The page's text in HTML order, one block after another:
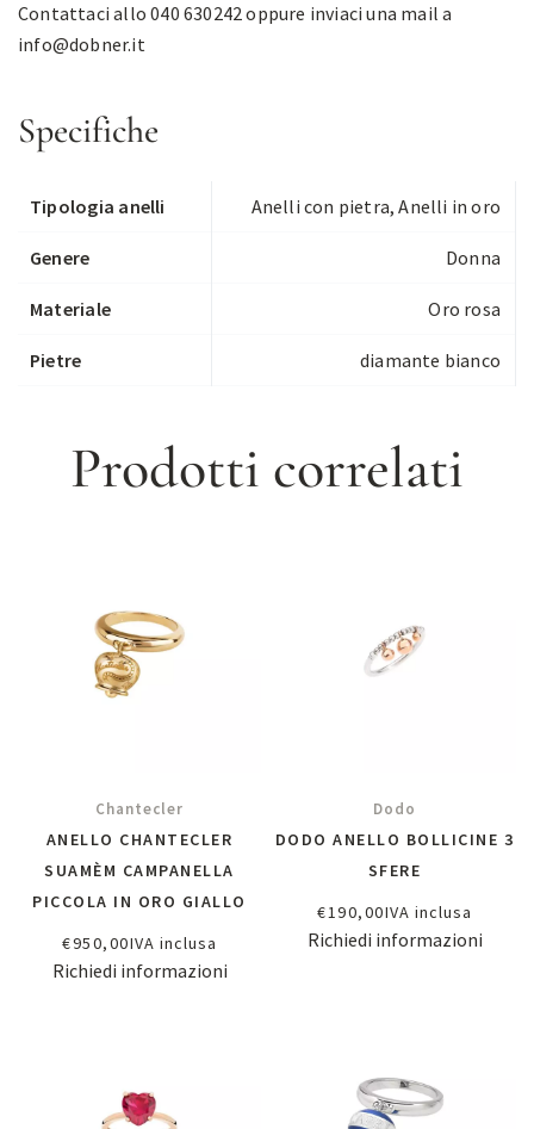
Contattaci allo 040 630242 oppure inviaci una mail a
info@dobner.it
Specifiche
Tipologia anelli Anelli con pietra,Anelli in oro
Genere Donna
Materiale Oro rosa
Pietre diamante bianco
Prodotti correlati
Chantecler
ANELLO CHANTECLER
SUAMÈM CAMPANELLA
PICCOLA IN ORO GIALLO
€950,00IVA inclusa
Richiedi informazioni
Dodo
DODO ANELLO BOLLICINE 3
SFERE
€190,00IVA inclusa
Richiedi informazioni